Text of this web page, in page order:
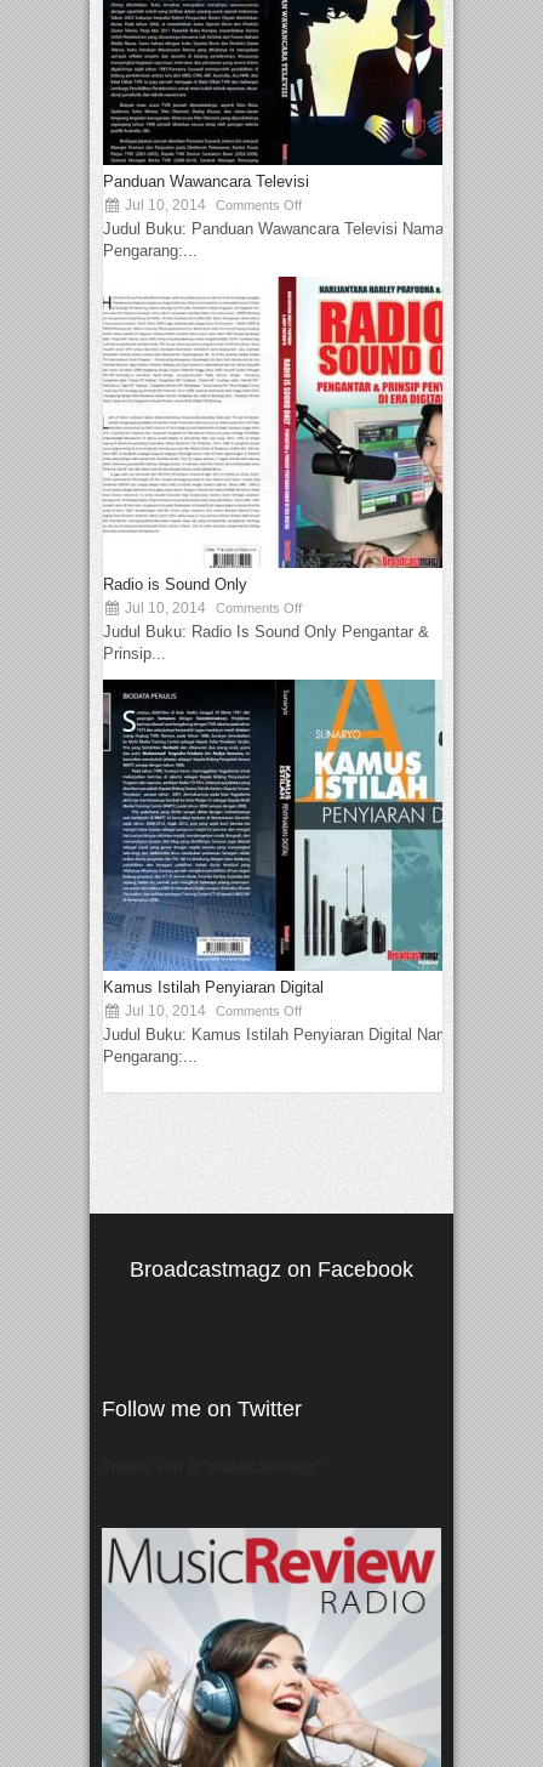
Panduan Wawancara Televisi
Jul 10, 2014 Comments Off
Judul Buku: Panduan Wawancara Televisi Nama
Pengarang:...
Radio is Sound Only
Jul 10, 2014 Comments Off
Judul Buku: Radio Is Sound Only Pengantar &
Prinsip...
Kamus Istilah Penyiaran Digital
Jul 10, 2014 Comments Off
Judul Buku: Kamus Istilah Penyiaran Digital Nama
Pengarang:...
Broadcastmagz on Facebook
Follow me on Twitter